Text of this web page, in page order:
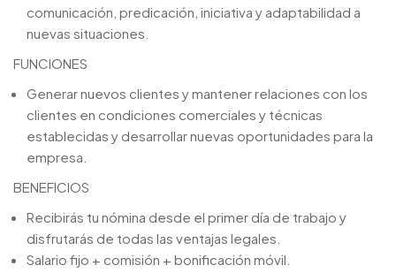
comunicación, predicación, iniciativa y adaptabilidad a
nuevas situaciones.
FUNCIONES
Generar nuevos clientes y mantener relaciones con los
clientes en condiciones comerciales y técnicas
establecidas y desarrollar nuevas oportunidades para la
empresa.
BENEFICIOS
Recibirás tu nómina desde el primer día de trabajo y
disfrutarás de todas las ventajas legales.
Salario fijo + comisión + bonificación móvil.